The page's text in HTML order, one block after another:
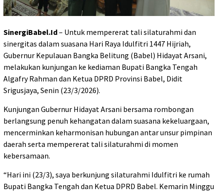
SinergiBabel.Id– Untuk mempererat tali silaturahmi dan
sinergitas dalam suasana Hari Raya Idulfitri 1447 Hijriah,
Gubernur Kepulauan Bangka Belitung (Babel) Hidayat Arsani,
melakukan kunjungan ke kediaman Bupati Bangka Tengah
Algafry Rahman dan Ketua DPRD Provinsi Babel, Didit
Srigusjaya, Senin (23/3/2026).
Kunjungan Gubernur Hidayat Arsani bersama rombongan
berlangsung penuh kehangatan dalam suasana kekeluargaan,
mencerminkan keharmonisan hubungan antar unsur pimpinan
daerah serta mempererat tali silaturahmi di momen
kebersamaan.
“Hari ini (23/3), saya berkunjung silaturahmi Idulfitri ke rumah
Bupati Bangka Tengah dan Ketua DPRD Babel. Kemarin Minggu